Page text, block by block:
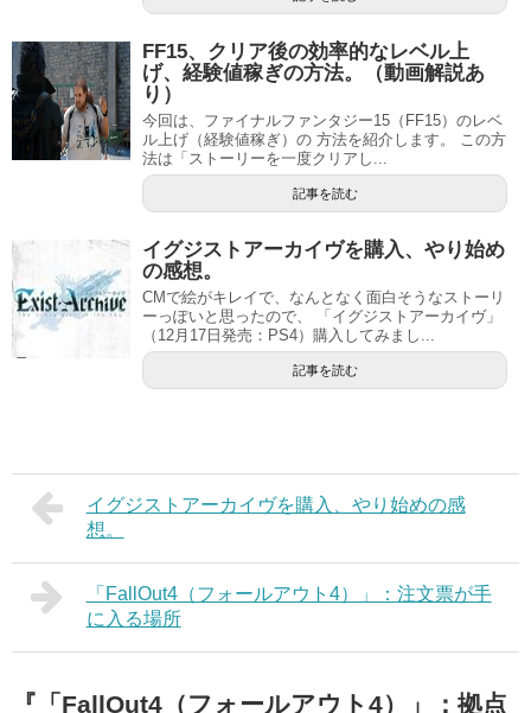
FF15、クリア後の効率的なレベル上
げ、経験値稼ぎの方法。（動画解説あ
り）
今回は、ファイナルファンタジー15（FF15）のレベ
ル上げ（経験値稼ぎ）の 方法を紹介します。 この方
法は「ストーリーを一度クリアし...
記事を読む
イグジストアーカイヴを購入、やり始め
の感想。
CMで絵がキレイで、なんとなく面白そうなストーリ
ーっぽいと思ったので、 「イグジストアーカイヴ」
（12月17日発売：PS4）購入してみまし...
記事を読む
イグジストアーカイヴを購入、やり始めの感
想。
「FallOut4（フォールアウト4）」：注文票が手
に入る場所
『「FallOut4（フォールアウト4）」：拠点